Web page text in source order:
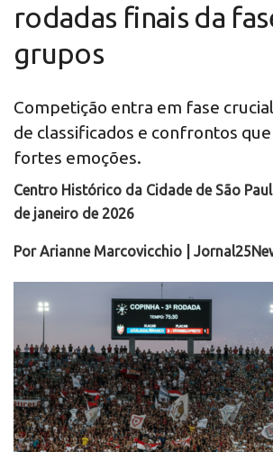
rodadas finais da
grupos
Competição entra em fase
de classificados e confrontos
fortes emoções.
Centro Histórico da Cidade de São
de janeiro de 2026
Por Arianne Marcovicchio |